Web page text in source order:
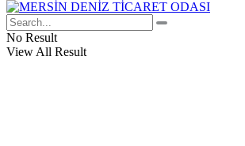
No Result
View All Result